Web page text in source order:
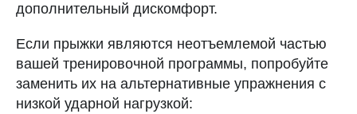
дополнительный дискомфорт.
Если прыжки являются неотъемлемой частью
вашей тренировочной программы, попробуйте
заменить их на альтернативные упражнения с
низкой ударной нагрузкой: